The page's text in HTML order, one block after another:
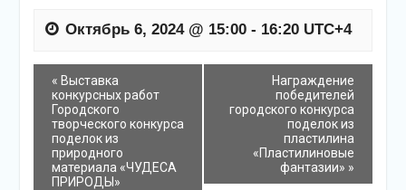
Октябрь 6, 2024 @ 15:00- 16:20 UTC+4
события
Навигация
« Выставка
конкурсных работ
Городского
творческого конкурса
поделок из
природного
материала «ЧУДЕСА
ПРИРОДЫ»
Награждение
победителей
городского конкурса
поделок из
пластилина
«Пластилиновые
фантазии» »